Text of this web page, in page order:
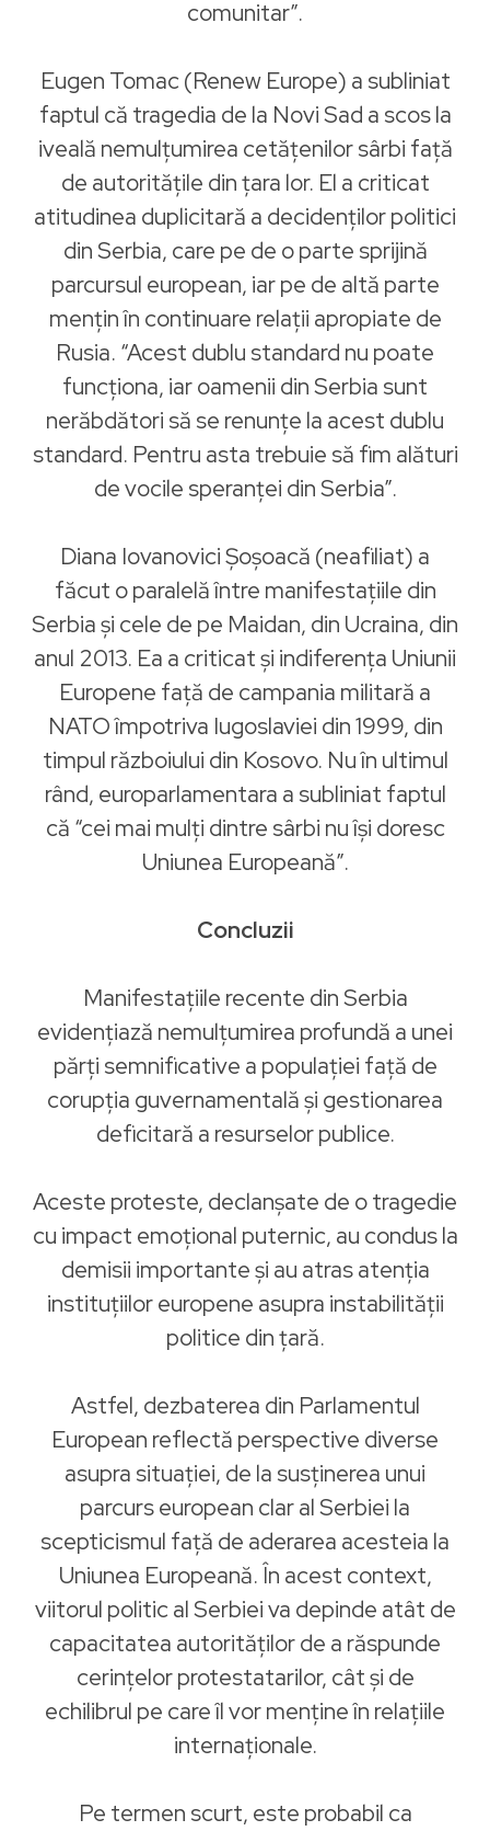
comunitar”.
Eugen Tomac (Renew Europe) a subliniat
faptul că tragedia de la Novi Sad a scos la
iveală nemulțumirea cetățenilor sârbi față
de autoritățile din țara lor. El a criticat
atitudinea duplicitară a decidenților politici
din Serbia, care pe de o parte sprijină
parcursul european, iar pe de altă parte
mențin în continuare relații apropiate de
Rusia. “Acest dublu standard nu poate
funcționa, iar oamenii din Serbia sunt
nerăbdători să se renunțe la acest dublu
standard. Pentru asta trebuie să fim alături
de vocile speranței din Serbia”.
Diana Iovanovici Șoșoacă (neafiliat) a
făcut o paralelă între manifestațiile din
Serbia și cele de pe Maidan, din Ucraina, din
anul 2013. Ea a criticat și indiferența Uniunii
Europene față de campania militară a
NATO împotriva Iugoslaviei din 1999, din
timpul războiului din Kosovo. Nu în ultimul
rând, europarlamentara a subliniat faptul
că “cei mai mulți dintre sârbi nu își doresc
Uniunea Europeană”.
Concluzii
Manifestațiile recente din Serbia
evidențiază nemulțumirea profundă a unei
părți semnificative a populației față de
corupția guvernamentală și gestionarea
deficitară a resurselor publice.
Aceste proteste, declanșate de o tragedie
cu impact emoțional puternic, au condus la
demisii importante și au atras atenția
instituțiilor europene asupra instabilității
politice din țară.
Astfel, dezbaterea din Parlamentul
European reflectă perspective diverse
asupra situației, de la susținerea unui
parcurs european clar al Serbiei la
scepticismul față de aderarea acesteia la
Uniunea Europeană. În acest context,
viitorul politic al Serbiei va depinde atât de
capacitatea autorităților de a răspunde
cerințelor protestatarilor, cât și de
echilibrul pe care îl vor menține în relațiile
internaționale.
Pe termen scurt, este probabil ca